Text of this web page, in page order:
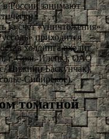
в России занимают
за счет «уничтожения»
приходится
холдинга входит
г. Соль-Илецк), ОАО
Нижний Баскунчак),
Сибирское).
томатной